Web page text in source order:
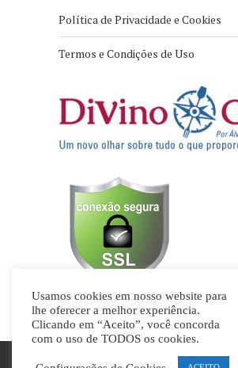
Política de Privacidade e Cookies
Termos e Condições de Uso
Usamos cookies em nosso website para
lhe oferecer a melhor experiência.
Clicando em “Aceito”, você concorda
com o uso de TODOS os cookies.